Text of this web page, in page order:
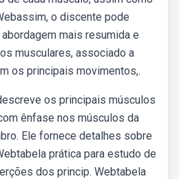
o discente pode
mais resumida e
musculares, associado a
os principais movimentos,.
os principais músculos
ênfase nos músculos da
Ele fornece detalhes sobre
prática para estudo de
dos princip. Webtabela